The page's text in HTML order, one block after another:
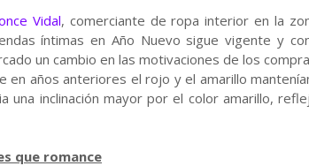
Vidal, comerciante de ropa interior en la
íntimas en Año Nuevo sigue vigente y
un cambio en las motivaciones de los
en años anteriores el rojo y el amarillo
una inclinación mayor por el color amarillo,
que romance